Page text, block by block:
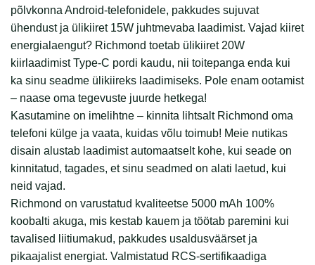
põlvkonna Android-telefonidele, pakkudes sujuvat
ühendust ja ülikiiret 15W juhtmevaba laadimist. Vajad kiiret
energialaengut? Richmond toetab ülikiiret 20W
kiirlaadimist Type-C pordi kaudu, nii toitepanga enda kui
ka sinu seadme ülikiireks laadimiseks. Pole enam ootamist
– naase oma tegevuste juurde hetkega!
Kasutamine on imelihtne – kinnita lihtsalt Richmond oma
telefoni külge ja vaata, kuidas võlu toimub! Meie nutikas
disain alustab laadimist automaatselt kohe, kui seade on
kinnitatud, tagades, et sinu seadmed on alati laetud, kui
neid vajad.
Richmond on varustatud kvaliteetse 5000 mAh 100%
koobalti akuga, mis kestab kauem ja töötab paremini kui
tavalised liitiumakud, pakkudes usaldusväärset ja
pikaajalist energiat. Valmistatud RCS-sertifikaadiga